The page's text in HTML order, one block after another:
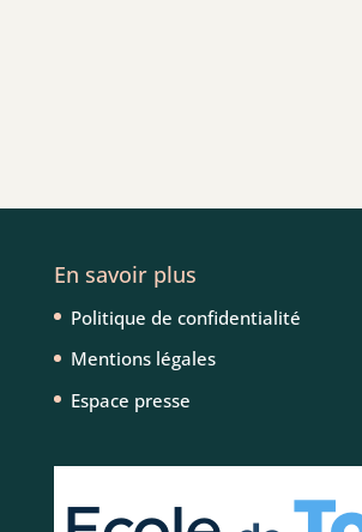
En savoir plus
Politique de confidentialité
Mentions légales
Espace presse